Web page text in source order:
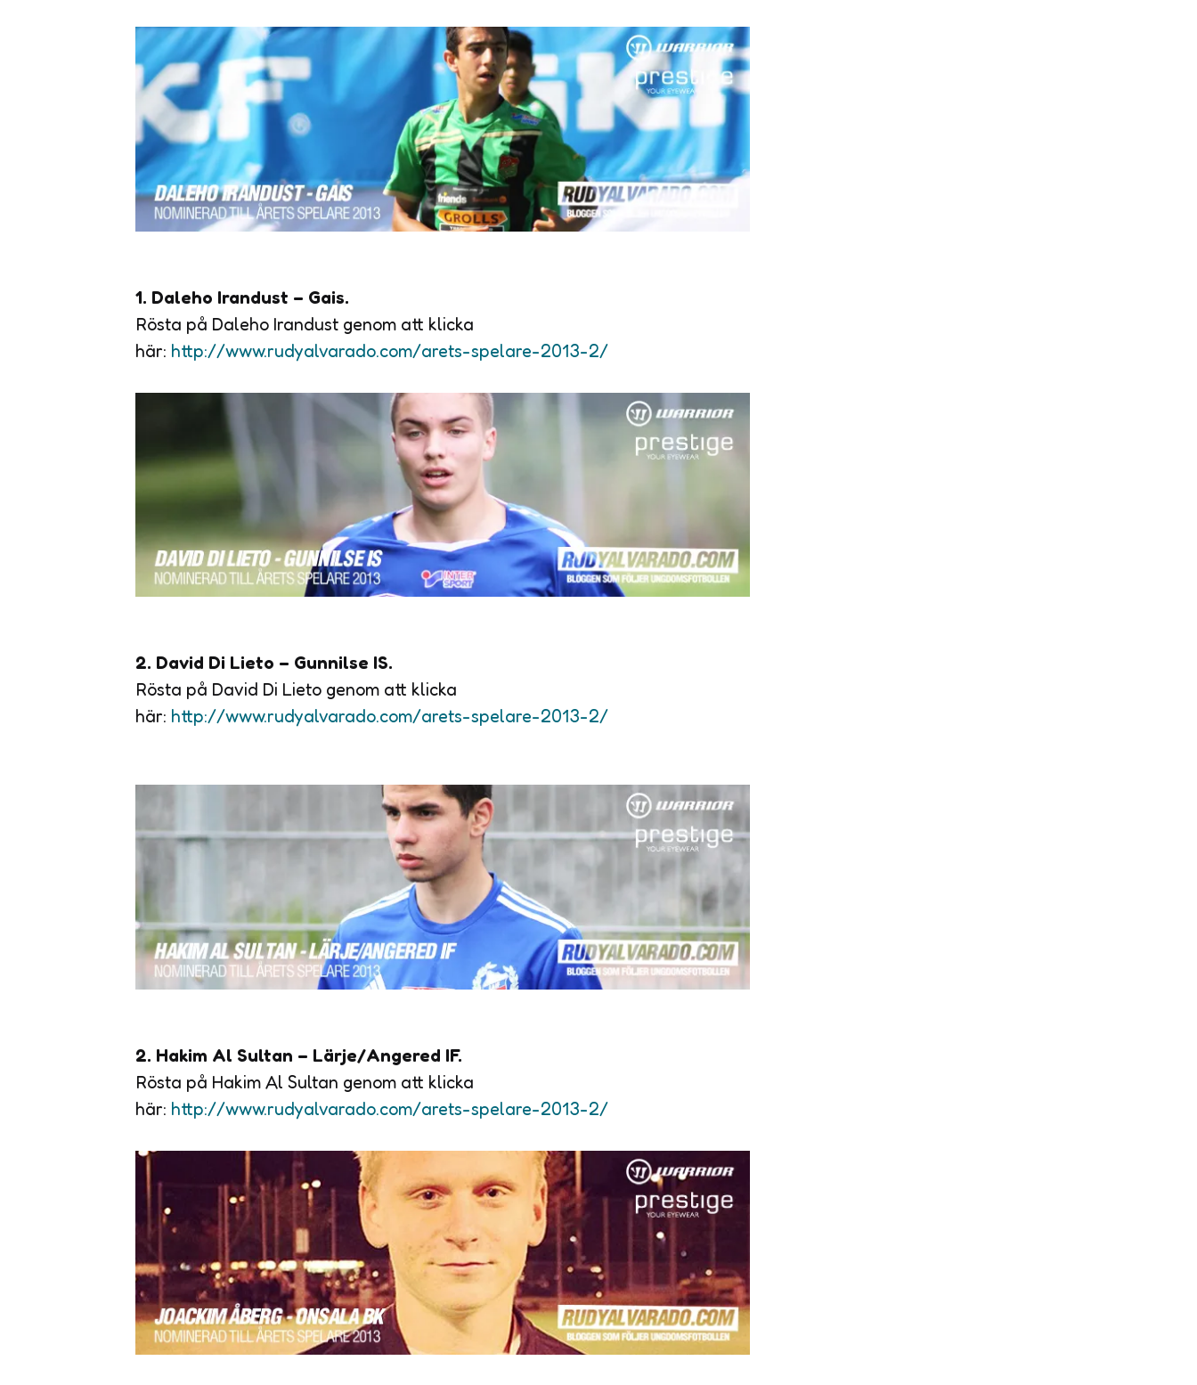
1. Daleho Irandust – Gais.
Rösta på Daleho Irandust genom att klicka
här: http://www.rudyalvarado.com/arets-spelare-2013-2/
2. David Di Lieto – Gunnilse IS.
Rösta på David Di Lieto genom att klicka
här: http://www.rudyalvarado.com/arets-spelare-2013-2/
2. Hakim Al Sultan – Lärje/Angered IF.
Rösta på Hakim Al Sultan genom att klicka
här: http://www.rudyalvarado.com/arets-spelare-2013-2/